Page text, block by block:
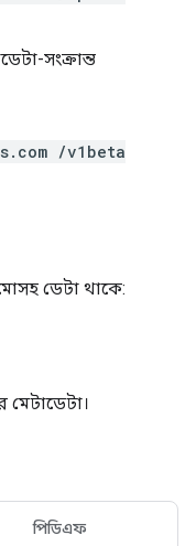
সংক্রান্ত
/v1beta
ডেটা থাকে:
পিডিএফ